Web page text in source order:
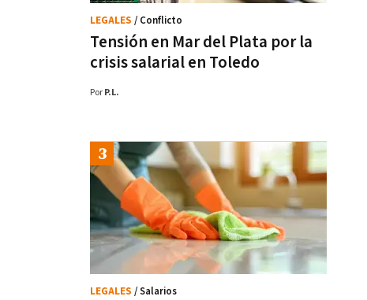
Tensión en Mar del Plata por la
crisis salarial en Toledo
LEGALES / Conflicto
Por P.L.
LEGALES / Salarios